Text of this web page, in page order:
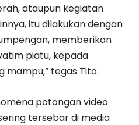
ataupun kegiatan
itu dilakukan dengan
memberikan
piatu, kepada
mampu,” tegas Tito.
potongan video
tersebar di media